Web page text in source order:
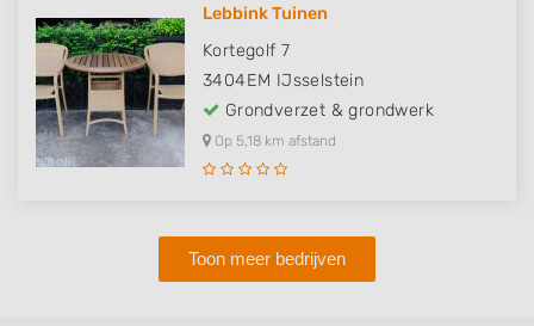
Lebbink Tuinen
Kortegolf 7
3404EM IJsselstein
Grondverzet & grondwerk
Op 5,18 km afstand
Toon meer bedrijven